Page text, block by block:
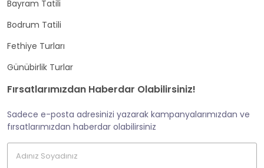
Bayram Tatili
Bodrum Tatili
Fethiye Turları
Günübirlik Turlar
Fırsatlarımızdan Haberdar Olabilirsiniz!
Sadece e-posta adresinizi yazarak kampanyalarımızdan ve
fırsatlarımızdan haberdar olabilirsiniz